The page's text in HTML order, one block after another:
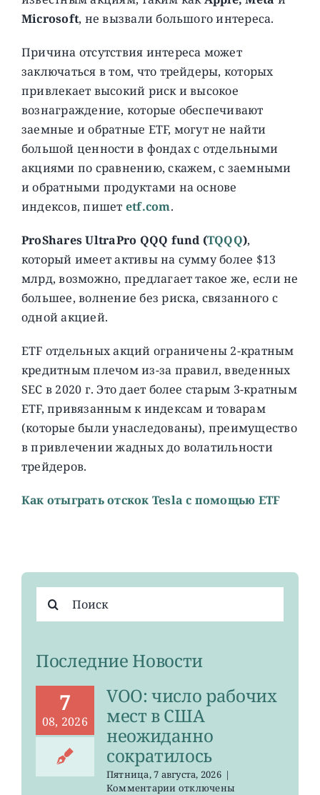
Microsoft, не вызвали большого интереса.
Причина отсутствия интереса может
заключаться в том, что трейдеры, которых
привлекает высокий риск и высокое
вознаграждение, которые обеспечивают
заемные и обратные ETF, могут не найти
большой ценности в фондах с отдельными
акциями по сравнению, скажем, с заемными
и обратными продуктами на основе
индексов, пишет etf.com.
ProShares UltraPro QQQ fund (TQQQ),
который имеет активы на сумму более $13
млрд, возможно, предлагает такое же, если не
большее, волнение без риска, связанного с
одной акцией.
ETF отдельных акций ограничены 2-кратным
кредитным плечом из-за правил, введенных
SEC в 2020 г. Это дает более старым 3-кратным
ETF, привязанным к индексам и товарам
(которые были унаследованы), преимущество
в привлечении жадных до волатильности
трейдеров.
Как отыграть отскок Tesla c помощью ETF
поиска:
Последние Новости
7
08, 2026
VOO: число рабочих
мест в США
неожиданно
сократилось
Пятница, 7 августа, 2026 |
Комментариикотключены